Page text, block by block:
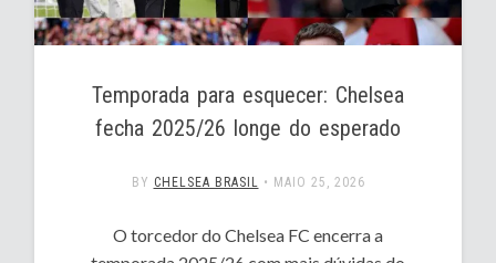
Temporada para esquecer: Chelsea
fecha 2025/26 longe do esperado
BY CHELSEA BRASIL • MAIO 25, 2026
O torcedor do Chelsea FC encerra a